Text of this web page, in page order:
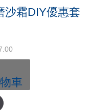
沙霜DIY優惠套
車